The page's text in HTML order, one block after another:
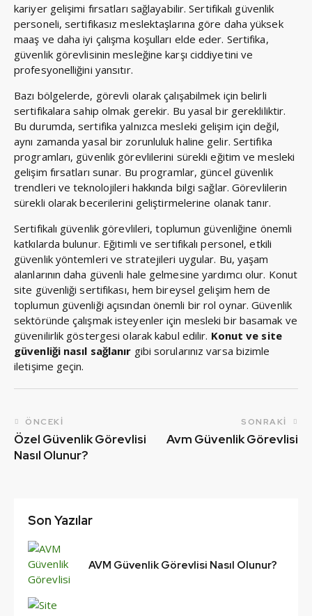
kariyer gelişimi fırsatları sağlayabilir. Sertifikalı güvenlik
personeli, sertifikasız meslektaşlarına göre daha yüksek
maaş ve daha iyi çalışma koşulları elde eder. Sertifika,
güvenlik görevlisinin mesleğine karşı ciddiyetini ve
profesyonelliğini yansıtır.
Bazı bölgelerde, görevli olarak çalışabilmek için belirli
sertifikalara sahip olmak gerekir. Bu yasal bir gerekliliktir.
Bu durumda, sertifika yalnızca mesleki gelişim için değil,
aynı zamanda yasal bir zorunluluk haline gelir. Sertifika
programları, güvenlik görevlilerini sürekli eğitim ve mesleki
gelişim fırsatları sunar. Bu programlar, güncel güvenlik
trendleri ve teknolojileri hakkında bilgi sağlar. Görevlilerin
sürekli olarak becerilerini geliştirmelerine olanak tanır.
Sertifikalı güvenlik görevlileri, toplumun güvenliğine önemli
katkılarda bulunur. Eğitimli ve sertifikalı personel, etkili
güvenlik yöntemleri ve stratejileri uygular. Bu, yaşam
alanlarının daha güvenli hale gelmesine yardımcı olur. Konut
site güvenliği sertifikası, hem bireysel gelişim hem de
toplumun güvenliği açısından önemli bir rol oynar. Güvenlik
sektöründe çalışmak isteyenler için mesleki bir basamak ve
güvenilirlik göstergesi olarak kabul edilir. Konut ve site
güvenliği nasıl sağlanır gibi sorularınız varsa bizimle
iletişime geçin.
ÖNCEKI
Özel Güvenlik Görevlisi
Nasıl Olunur?
SONRAKI
Avm Güvenlik Görevlisi
Son Yazılar
AVM Güvenlik Görevlisi Nasıl Olunur?